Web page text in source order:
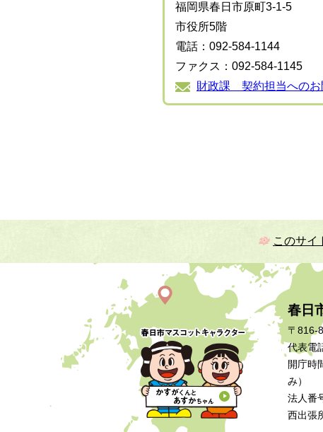
福岡県春日市原町3-1-5
市役所5階
電話：092-584-1144
ファクス：092-584-1145
財政課 契約担当へのお
このサイ
春日
〒816-
代表電
開庁時
み）
法人番
西出張